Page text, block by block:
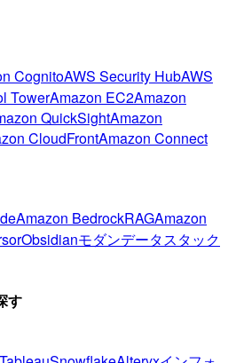
CognitoAWS Security HubAWS
TowerAmazon EC2Amazon
QuickSightAmazon
CloudFrontAmazon Connect
Amazon BedrockRAGAmazon
Obsidianモダンデータスタック
す